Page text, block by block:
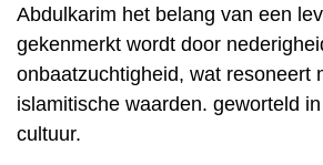
Abdulkarim het belang van een
gekenmerkt wordt door
onbaatzuchtigheid, wat resoneert
islamitische waarden. ​geworteld
cultuur.